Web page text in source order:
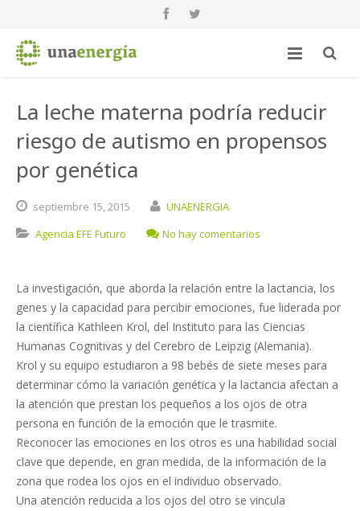
La leche materna podría reducir
riesgo de autismo en propensos
por genética
septiembre 15,2015
UNAENERGIA
Agencia EFE Futuro
No hay comentarios
La investigación, que aborda la relación entre la lactancia, los
genes y la capacidad para percibir emociones, fue liderada por
la científica Kathleen Krol, del Instituto para las Ciencias
Humanas Cognitivas y del Cerebro de Leipzig (Alemania).
Krol y su equipo estudiaron a 98 bebés de siete meses para
determinar cómo la variación genética y la lactancia afectan a
la atención que prestan los pequeños a los ojos de otra
persona en función de la emoción que le trasmite.
Reconocer las emociones en los otros es una habilidad social
clave que depende, en gran medida, de la información de la
zona que rodea los ojos en el individuo observado.
Una atención reducida a los ojos del otro se vincula